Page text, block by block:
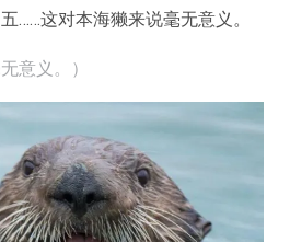
……这对本海獭来说毫无意义。
意义。）